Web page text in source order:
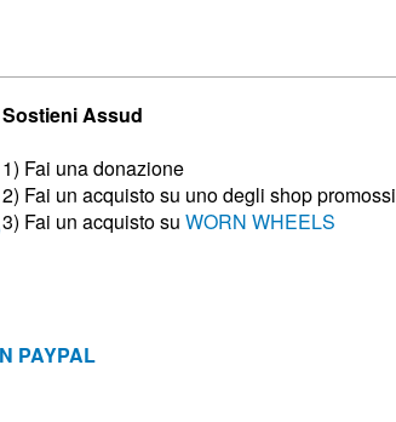
Sostieni Assud
1) Fai una donazione
2) Fai un acquisto su uno degli shop promossi
3) Fai un acquisto su WORN WHEELS
PAYPAL